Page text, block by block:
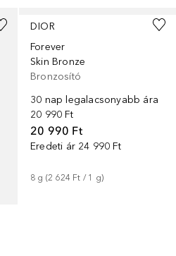
DIOR
Forever
Skin Bronze
Bronzosító
30 nap legalacsonyabb ára
20 990 Ft
20 990 Ft
Eredeti ár 24 990 Ft
8 g (2 624 Ft / 1 g)